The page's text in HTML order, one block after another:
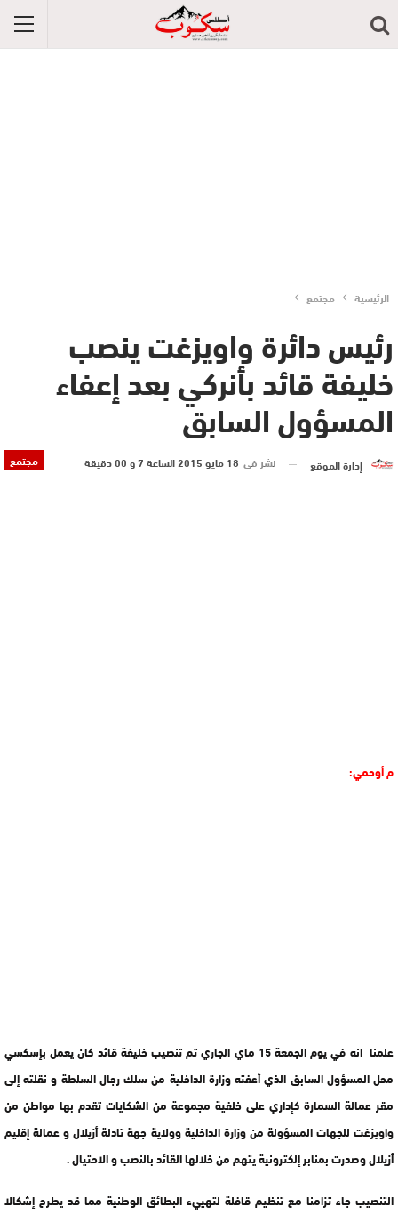
الرئيسية مجتمع
رئيس دائرة واويزغت ينصب
خليفة قائد بأنركي بعد إعفاء
المسؤول السابق
مجتمع إدارة الموقع نشر في 18 مايو 2015 الساعة 7 و 00 دقيقة
م أوحمي:
علمنا انه في يوم الجمعة 15 ماي الجاري تم تنصيب خليفة قائد كان يعمل بإسكسي
محل المسؤول السابق الذي أعفته وزارة الداخلية من سلك رجال السلطة و نقلته إلى
مقر عمالة السمارة كإداري على خلفية مجموعة من الشكايات تقدم بها مواطن من
واويزغت للجهات المسؤولة من وزارة الداخلية وولاية جهة تادلة أزيلال و عمالة إقليم
أزيلال وصدرت بمنابر إلكترونية يتهم من خلالها القائد بالنصب و الاحتيال .
التنصيب جاء تزامنا مع تنظيم قافلة لتهييء البطائق الوطنية مما قد يطرح إشكالا